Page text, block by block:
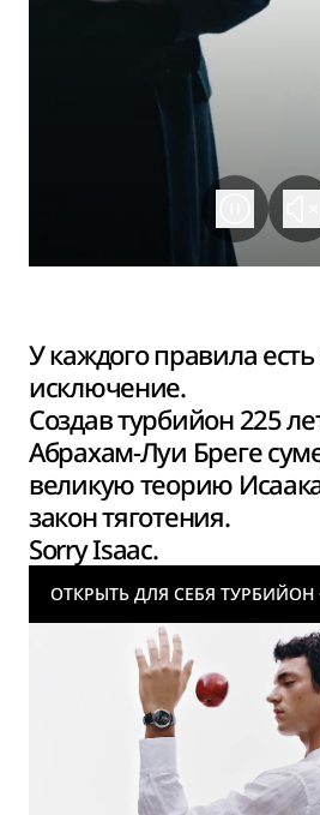
У каждого правила есть
исключение.
Создав турбийон 225
Абрахам-Луи Бреге
великую теорию
закон тяготения.
Sorry Isaac.
ОТКРЫТЬ ДЛЯ СЕБЯ ТУРБИЙОН